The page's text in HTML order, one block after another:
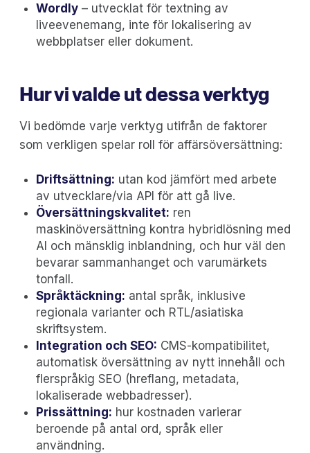
Wordly – utvecklat för textning av
liveevenemang, inte för lokalisering av
webbplatser eller dokument.
Hur vi valde ut dessa verktyg
Vi bedömde varje verktyg utifrån de faktorer
som verkligen spelar roll för affärsöversättning:
‍Driftsättning: utan kod jämfört med arbete
av utvecklare/via API för att gå live.
Översättningskvalitet: ren
maskinöversättning kontra hybridlösning med
AI och mänsklig inblandning, och hur väl den
bevarar sammanhanget och varumärkets
tonfall.
Språktäckning: antal språk, inklusive
regionala varianter och RTL/asiatiska
skriftsystem.
Integration och SEO: CMS-kompatibilitet,
automatisk översättning av nytt innehåll och
flerspråkig SEO (hreflang, metadata,
lokaliserade webbadresser).
Prissättning: hur kostnaden varierar
beroende på antal ord, språk eller
användning.